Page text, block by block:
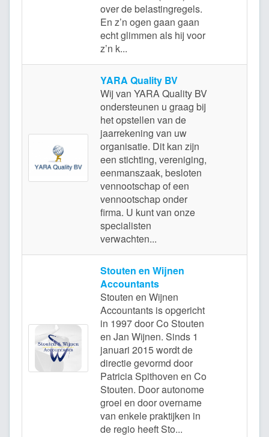
over de belastingregels.
En z’n ogen gaan gaan
echt glimmen als hij voor
z’n k...
YARA Quality BV
Wij van YARA Quality BV
ondersteunen u graag bij
het opstellen van de
jaarrekening van uw
organisatie. Dit kan zijn
een stichting, vereniging,
eenmanszaak, besloten
vennootschap of een
vennootschap onder
firma. U kunt van onze
specialisten
verwachten...
Stouten en Wijnen
Accountants
Stouten en Wijnen
Accountants is opgericht
in 1997 door Co Stouten
en Jan Wijnen. Sinds 1
januari 2015 wordt de
directie gevormd door
Patricia Spithoven en Co
Stouten. Door autonome
groei en door overname
van enkele praktijken in
de regio heeft Sto...